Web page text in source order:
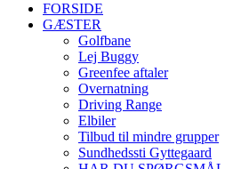
FORSIDE
GÆSTER
Golfbane
Lej Buggy
Greenfee aftaler
Overnatning
Driving Range
Elbiler
Tilbud til mindre grupper
Sundhedssti Gyttegaard